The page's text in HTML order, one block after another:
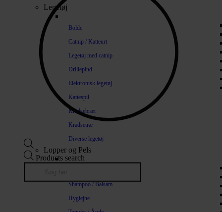
Legetøj
Bolde
Catnip / Katteurt
Legetøj med catnip
Drillepind
Elektronisk legetøj
Kattespil
Kradsebræt
Kradsetræ
Diverse legetøj
Lopper og Pels
Shampoo / Balsam
Hygiejne
Products search